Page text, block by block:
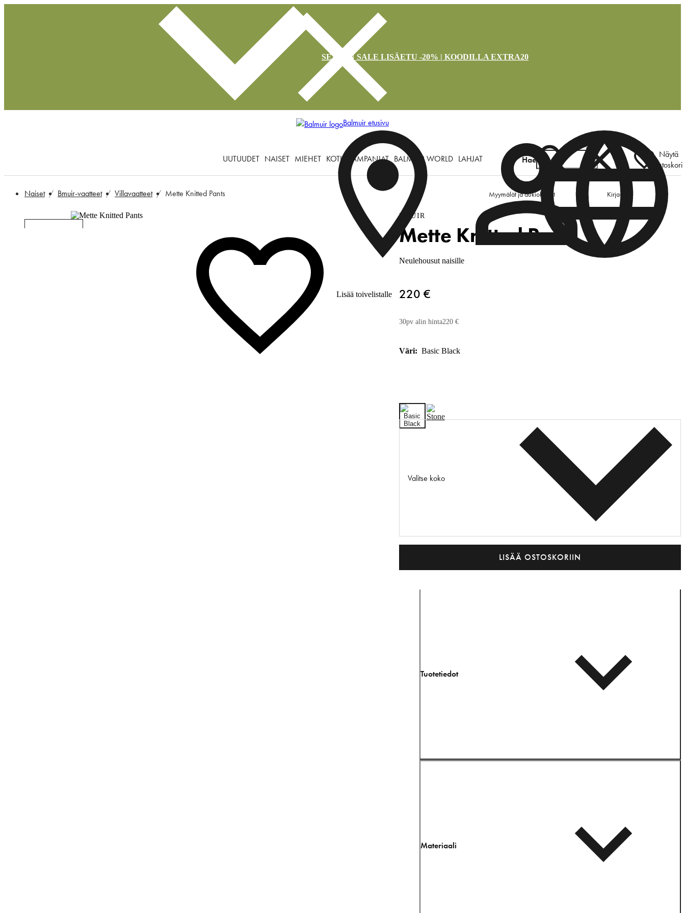
SEASON SALE LISÄETU -20% | KOODILLA EXTRA20
Balmuir etusivu
Myymälät ja aukioloajat Kirjaudu
UUTUUDET NAISET MIEHET KOTI KAMPANJAT BALMUIR WORLD LAHJAT Hae
Näytä
ostoskori
Naiset Bmuir-vaatteet Villavaatteet Mette Knitted Pants
Lisää toivelistalle
BMUIR
Mette Knitted Pants
Neulehousut naisille
220 €
30pv alin hinta220 €
Väri: Basic Black
Valitse koko
LISÄÄ OSTOSKORIIN
Tuotetiedot
Materiaali